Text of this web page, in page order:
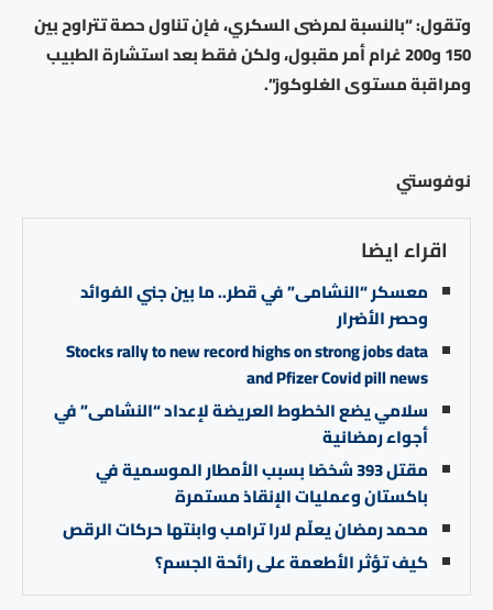
وتقول: “بالنسبة لمرضى السكري، فإن تناول حصة تتراوح بين
150 و200 غرام أمر مقبول، ولكن فقط بعد استشارة الطبيب
ومراقبة مستوى الغلوكوز”.
نوفوستي
اقراء ايضا
معسكر “النشامى” في قطر.. ما بين جني الفوائد
وحصر الأضرار
Stocks rally to new record highs on strong jobs data
and Pfizer Covid pill news
سلامي يضع الخطوط العريضة لإعداد “النشامى” في
أجواء رمضانية
مقتل 393 شخصًا بسبب الأمطار الموسمية في
باكستان وعمليات الإنقاذ مستمرة
محمد رمضان يعلّم لارا ترامب وابنتها حركات الرقص
كيف تؤثر الأطعمة على رائحة الجسم؟